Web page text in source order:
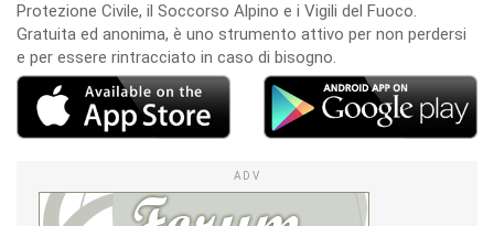
Protezione Civile, il Soccorso Alpino e i Vigili del Fuoco.
Gratuita ed anonima, è uno strumento attivo per non perdersi
e per essere rintracciato in caso di bisogno.
ADV